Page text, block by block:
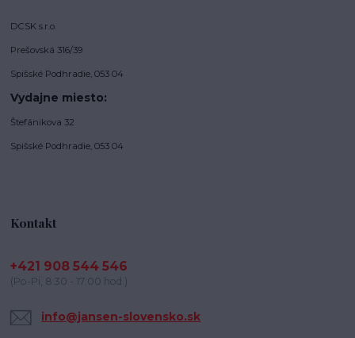
DCSK s.r.o.
Prešovská 316/39
Spišské Podhradie, 053 04
Vydajne miesto:
Štefánikova 32
Spišské Podhradie, 053 04
Kontakt
+421 908 544 546
(Po-Pi, 8:30 - 17:00 hod.)
info@jansen-slovensko.sk